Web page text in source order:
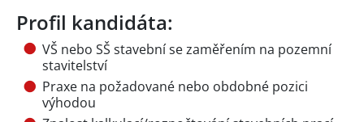
Profil kandidáta:
VŠ nebo SŠ stavební se zaměřením na pozemní
stavitelství
Praxe na požadované nebo obdobné pozici
výhodou